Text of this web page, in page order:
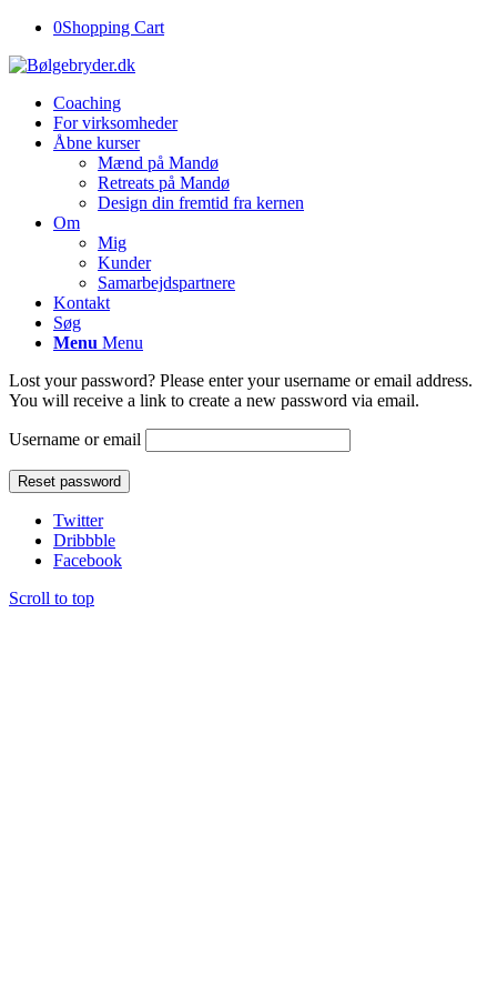
0Shopping Cart
Coaching
For virksomheder
Åbne kurser
Mænd på Mandø
Retreats på Mandø
Design din fremtid fra kernen
Om
Mig
Kunder
Samarbejdspartnere
Kontakt
Søg
Menu Menu
Lost your password? Please enter your username or email address.
You will receive a link to create a new password via email.
Username or email
Reset password
Twitter
Dribbble
Facebook
Scroll to top